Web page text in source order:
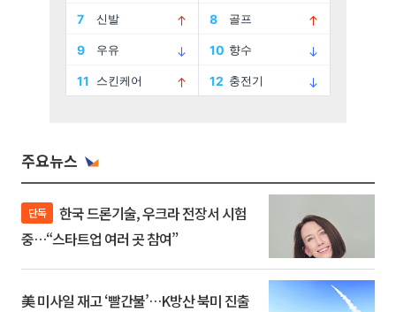
주요뉴스
단독
중…“스타트업 여러 곳 참여”
美 미사일 재고 ‘빨간불’…K방산 북미 진출